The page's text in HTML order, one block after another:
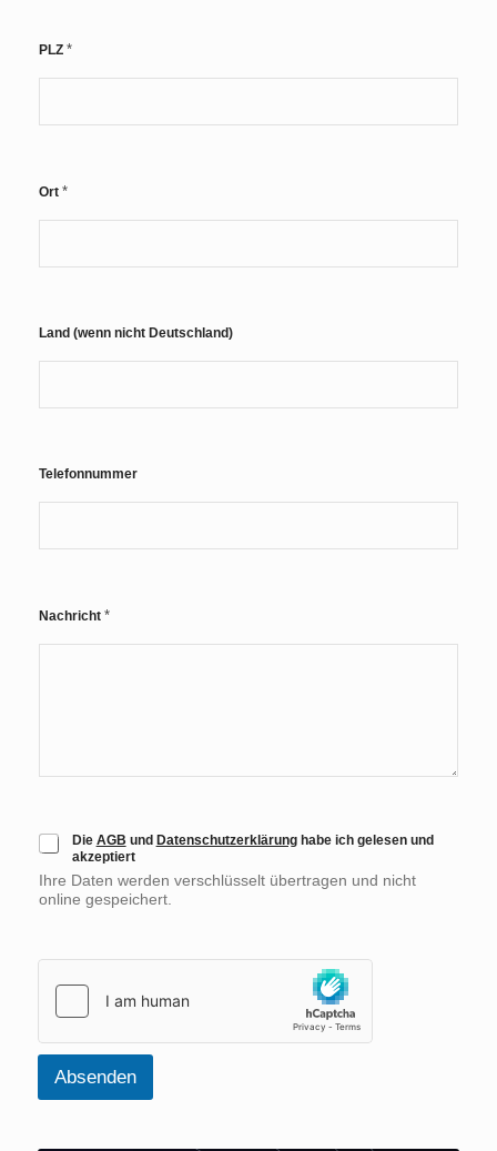
PLZ *
Ort *
Land (wenn nicht Deutschland)
t
r
e
Telefonnummer
Nachricht *
A
B
u
n
c
Die AGB und Datenschutzerklärunghabe ich gelesen und
akzeptiert
Ihre Daten werden verschlüsselt übertragen und nicht
online gespeichert.
Absenden